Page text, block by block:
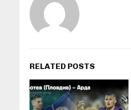
RELATED POSTS